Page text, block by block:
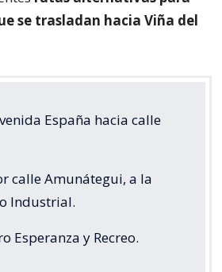
se trasladan hacia Viña del
España hacia calle
calle Amunátegui, a la
Industrial.
Esperanza y Recreo.